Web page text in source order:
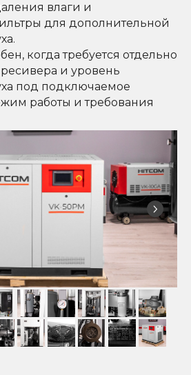
влаги и
для дополнительной
когда требуется отдельно
и уровень
под подключаемое
работы и требования